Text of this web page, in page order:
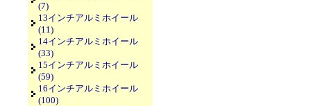
(7)
13インチアルミホイール
(11)
14インチアルミホイール
(33)
15インチアルミホイール
(59)
16インチアルミホイール
(100)